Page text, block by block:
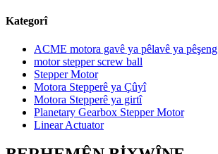
Kategorî
ACME motora gavê ya pêlavê ya pêşeng
motor stepper screw ball
Stepper Motor
Motora Stepperê ya Çûyî
Motora Stepperê ya girtî
Planetary Gearbox Stepper Motor
Linear Actuator